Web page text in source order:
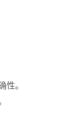
性。